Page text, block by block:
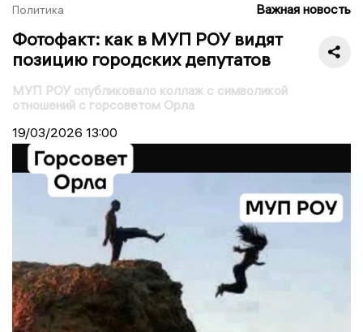
Политика Важная новость
Фотофакт: как в МУП РОУ видят
позицию городских депутатов
МУП РОУ опубликовало коллаж с символикой
отношений с горсоветом Орла
19/03/2026 13:00